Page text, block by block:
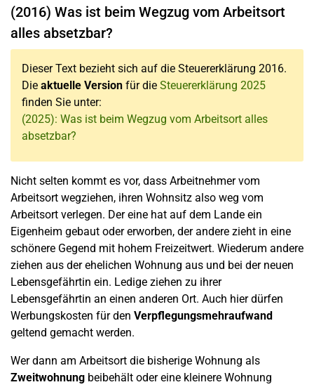
(2016) Was ist beim Wegzug vom Arbeitsort
alles absetzbar?
Dieser Text bezieht sich auf die Steuererklärung 2016.
Die aktuelle Version für die Steuererklärung 2025
finden Sie unter:
(2025): Was ist beim Wegzug vom Arbeitsort alles
absetzbar?
Nicht selten kommt es vor, dass Arbeitnehmer vom
Arbeitsort wegziehen, ihren Wohnsitz also weg vom
Arbeitsort verlegen. Der eine hat auf dem Lande ein
Eigenheim gebaut oder erworben, der andere zieht in eine
schönere Gegend mit hohem Freizeitwert. Wiederum andere
ziehen aus der ehelichen Wohnung aus und bei der neuen
Lebensgefährtin ein. Ledige ziehen zu ihrer
Lebensgefährtin an einen anderen Ort. Auch hier dürfen
Werbungskosten für den Verpflegungsmehraufwand
geltend gemacht werden.
Wer dann am Arbeitsort die bisherige Wohnung als
Zweitwohnung beibehält oder eine kleinere Wohnung